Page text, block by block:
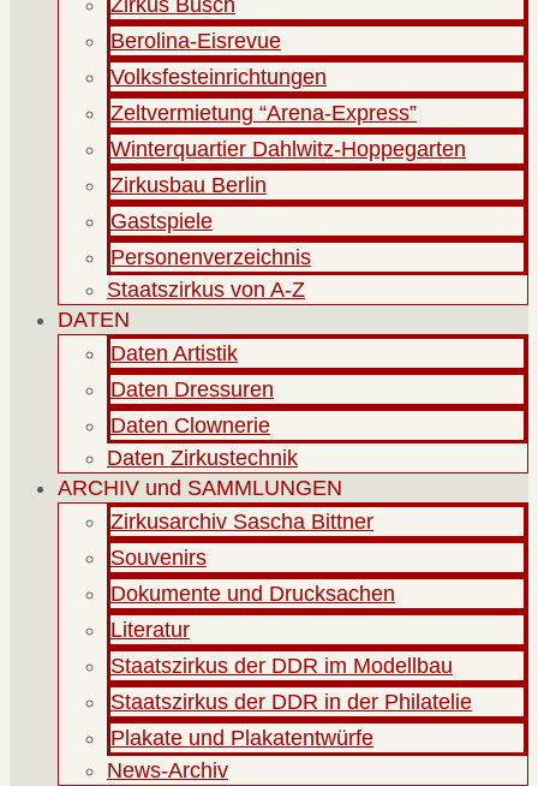
Berolina-Eisrevue
Volksfesteinrichtungen
Zeltvermietung “Arena-Express”
Winterquartier Dahlwitz-Hoppegarten
Zirkusbau Berlin
Gastspiele
Personenverzeichnis
Staatszirkus von A-Z
DATEN
Daten Artistik
Daten Dressuren
Daten Clownerie
Daten Zirkustechnik
ARCHIV und SAMMLUNGEN
Zirkusarchiv Sascha Bittner
Souvenirs
Dokumente und Drucksachen
Literatur
Staatszirkus der DDR im Modellbau
Staatszirkus der DDR in der Philatelie
Plakate und Plakatentwürfe
News-Archiv